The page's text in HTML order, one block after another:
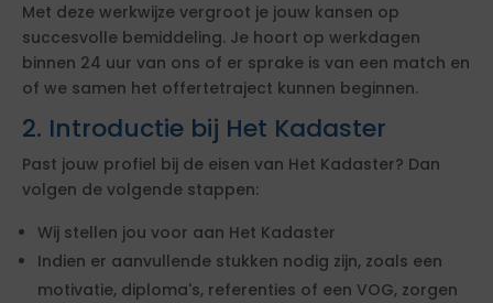
Met deze werkwijze vergroot je jouw kansen op
succesvolle bemiddeling. Je hoort op werkdagen
binnen 24 uur van ons of er sprake is van een match en
of we samen het offertetraject kunnen beginnen.
2. Introductie bij Het Kadaster
Past jouw profiel bij de eisen van Het Kadaster? Dan
volgen de volgende stappen:
Wij stellen jou voor aan Het Kadaster
Indien er aanvullende stukken nodig zijn, zoals een
motivatie, diploma's, referenties of een VOG, zorgen